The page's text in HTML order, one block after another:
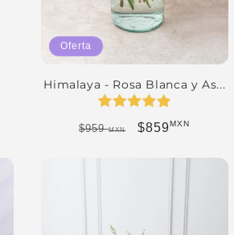
Oferta
Himalaya - Rosa Blanca y As...
Precio habitual
$959MXN Precio de oferta
$859MXN